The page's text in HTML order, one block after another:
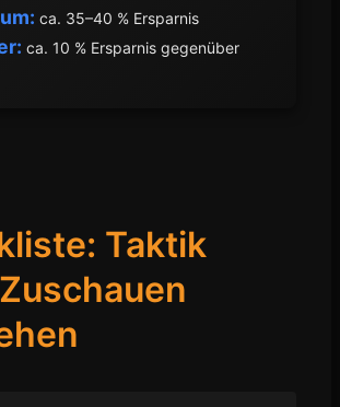
ca. 35–40 % Ersparnis
ca. 10 % Ersparnis gegenüber
Taktik